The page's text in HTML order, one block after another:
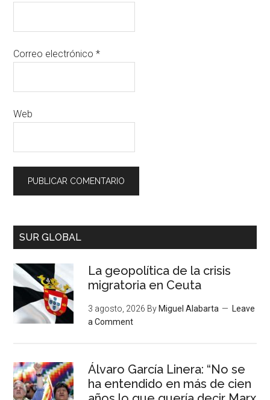
Correo electrónico*
Web
SUR GLOBAL
La geopolítica de la crisis
migratoria en Ceuta
3 agosto, 2026 By Miguel Alabarta
Leave
a Comment
Álvaro García Linera: “No se
ha entendido en más de cien